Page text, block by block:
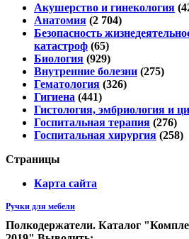
Акушерство и гинекология
Анатомия (2 704)
Безопасность
катастроф (65)
Биология (929)
Внутренние болезни (275)
Гематология (326)
Гигиена (441)
Гистология, эмбриология и
Госпитальная терапия (276)
Госпитальная хирургия (258)
Страницы
Карта сайта
Ручки для мебели
Полкодержатели. Каталог